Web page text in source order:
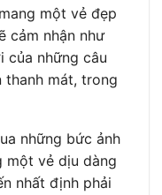
một vẻ đẹp
cảm nhận như
của những câu
mát, trong
những bức ảnh
một vẻ dịu dàng
nhất định phải